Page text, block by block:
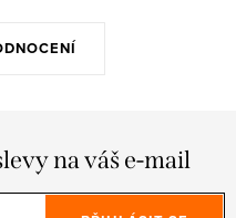
na váš e-mail